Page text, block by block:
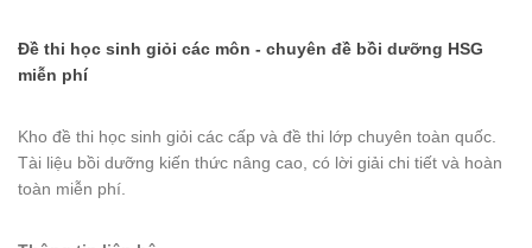
Đề thi học sinh giỏi các môn - chuyên đề bồi dưỡng HSG
miễn phí
Kho đề thi học sinh giỏi các cấp và đề thi lớp chuyên toàn quốc.
Tài liệu bồi dưỡng kiến thức nâng cao, có lời giải chi tiết và hoàn
toàn miễn phí.